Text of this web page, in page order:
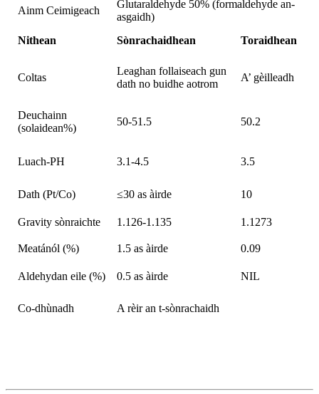
Ainm Ceimigeach
Glutaraldehyde 50% (formaldehyde an-
asgaidh)
Nithean
Sònrachaidhean Toraidhean
Coltas
Leaghan follaiseach gun
dath no buidhe aotrom
A’ gèilleadh
Deuchainn
(solaidean%)
50-51.5 50.2
Luach-PH 3.1-4.5 3.5
Dath (Pt/Co) ≤30 as àirde 10
Gravity sònraichte 1.126-1.135 1.1273
Meatánól (%) 1.5 as àirde 0.09
Aldehydan eile (%) 0.5 as àirde NIL
Co-dhùnadh A rèir an t-sònrachaidh